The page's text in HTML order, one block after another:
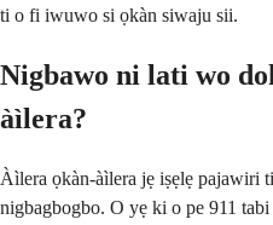
ti o fi iwuwo si ọkàn siwaju sii.
Nigbawo ni lati wo
àìlera?
Àìlera ọkàn-àìlera jẹ iṣẹlẹ pajawiri
nigbagbogbo. O yẹ ki o pe 911